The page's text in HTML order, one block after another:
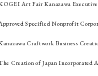
Art Fair Kanazawa
Specified Nonprofit
Craftwork Business
Creation of Japan Incorporated